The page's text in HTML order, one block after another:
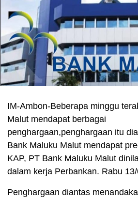
IM-Ambon-Beberapa minggu
Malut mendapat berbagai
penghargaan,penghargaan itu
Bank Maluku Malut mendapat
KAP, PT Bank Maluku Malut
dalam kerja Perbankan. Rabu
Penghargaan diantas